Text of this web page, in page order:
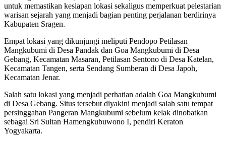
X,
Bupati
Tinjau
Sejumlah
Petilasan
Mangkubumi
untuk memastikan kesiapan lokasi sekaligus memperkuat pelestarian
warisan sejarah yang menjadi bagian penting perjalanan berdirinya
Kabupaten Sragen.
Empat lokasi yang dikunjungi meliputi Pendopo Petilasan
Mangkubumi di Desa Pandak dan Goa Mangkubumi di Desa
Gebang, Kecamatan Masaran, Petilasan Sentono di Desa Katelan,
Kecamatan Tangen, serta Sendang Sumberan di Desa Japoh,
Kecamatan Jenar.
Salah satu lokasi yang menjadi perhatian adalah Goa Mangkubumi
di Desa Gebang. Situs tersebut diyakini menjadi salah satu tempat
persinggahan Pangeran Mangkubumi sebelum kelak dinobatkan
sebagai Sri Sultan Hamengkubuwono I, pendiri Keraton
Yogyakarta.